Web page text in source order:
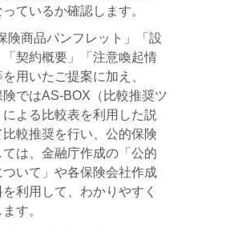
ているか確認します。
険商品パンフレット」「設
「契約概要」「注意喚起情
用いたご提案に加え、
険ではAS-BOX（比較推奨ツ
による比較表を利用した説
比較推奨を行い、公的保険
ては、金融庁作成の「公的
ついて」や各保険会社作成
利用して、わかりやすく
す。